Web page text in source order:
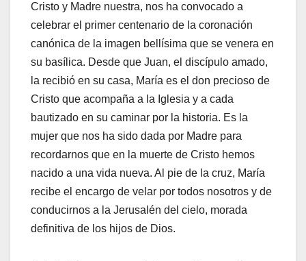
Cristo y Madre nuestra, nos ha convocado a
celebrar el primer centenario de la coronación
canónica de la imagen bellísima que se venera en
su basílica. Desde que Juan, el discípulo amado,
la recibió en su casa, María es el don precioso de
Cristo que acompaña a la Iglesia y a cada
bautizado en su caminar por la historia. Es la
mujer que nos ha sido dada por Madre para
recordarnos que en la muerte de Cristo hemos
nacido a una vida nueva. Al pie de la cruz, María
recibe el encargo de velar por todos nosotros y de
conducirnos a la Jerusalén del cielo, morada
definitiva de los hijos de Dios.